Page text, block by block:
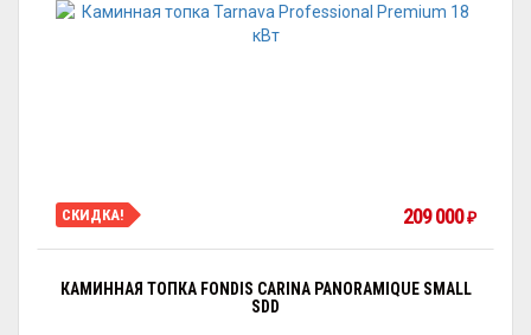
СКИДКА! 209 000₽
КАМИННАЯ ТОПКА FONDIS CARINA PANORAMIQUE SMALL
SDD